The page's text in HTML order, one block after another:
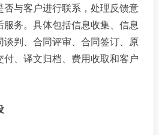
否与客户进行联系，处理反馈意
服务。具体包括信息收集、信息
判、合同评审、合同签订、原
、译文归档、费用收取和客户